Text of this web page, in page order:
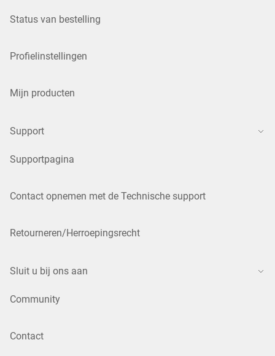
Status van bestelling
Profielinstellingen
Mijn producten
Support
Supportpagina
Contact opnemen met de Technische support
Retourneren/Herroepingsrecht
Sluit u bij ons aan
Community
Contact